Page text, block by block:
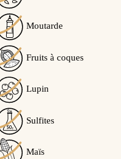
Moutarde
Fruits à coques
Lupin
Sulfites
Maïs